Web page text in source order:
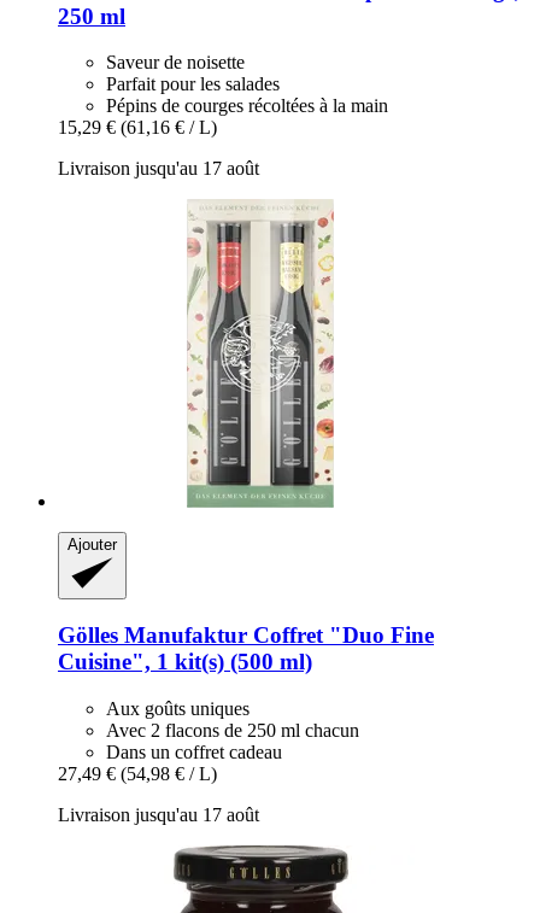
250 ml
Saveur de noisette
Parfait pour les salades
Pépins de courges récoltées à la main
15,29 € (61,16 € / L)
Livraison jusqu'au 17 août
Ajouter
Gölles Manufaktur Coffret "Duo Fine
Cuisine", 1 kit(s) (500 ml)
Aux goûts uniques
Avec 2 flacons de 250 ml chacun
Dans un coffret cadeau
27,49 € (54,98 € / L)
Livraison jusqu'au 17 août